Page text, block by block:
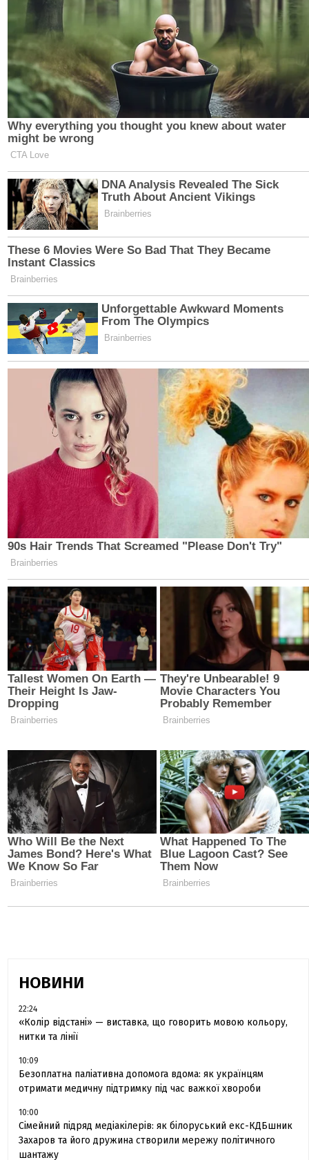
НОВИНИ
22:24
«Колір відстані» — виставка, що говорить мовою кольору,
нитки та лінії
10:09
Безоплатна паліативна допомога вдома: як українцям
отримати медичну підтримку під час важкої хвороби
10:00
Сімейний підряд медіакілерів: як білоруський екс-КДБшник
Захаров та його дружина створили мережу політичного
шантажу